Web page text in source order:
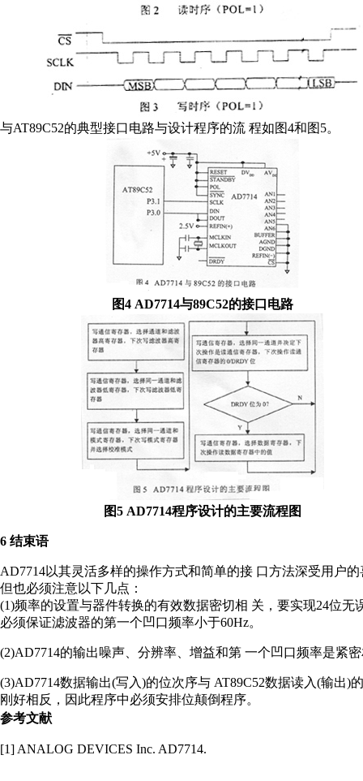
与AT89C52的典型接口电路与设计程序的流 程如图4和图5。
图4 AD7714与89C52的接口电路
图5 AD7714程序设计的主要流程图
6 结束语
AD7714以其灵活多样的操作方式和简单的接 口方法深受用户的
但也必须注意以下几点：
(1)频率的设置与器件转换的有效数据密切相 关，要实现24位无
必须保证滤波器的第一个凹口频率小于60Hz。
(2)AD7714的输出噪声、分辨率、增益和第 一个凹口频率是紧
(3)AD7714数据输出(写入)的位次序与 AT89C52数据读入(输出)
刚好相反，因此程序中必须安排位颠倒程序。
参考文献
[1] ANALOG DEVICES Inc. AD7714.